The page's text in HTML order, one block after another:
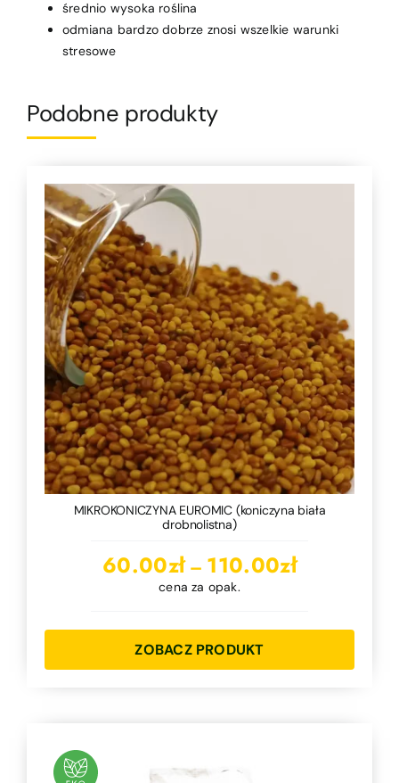
średnio wysoka roślina
odmiana bardzo dobrze znosi wszelkie warunki
stresowe
Podobne produkty
MIKROKONICZYNA EUROMIC (koniczyna biała
drobnolistna)
60.00zł – 110.00złZakres
60.00zł
110.00zł
cena za opak.
ZOBACZ PRODUKT